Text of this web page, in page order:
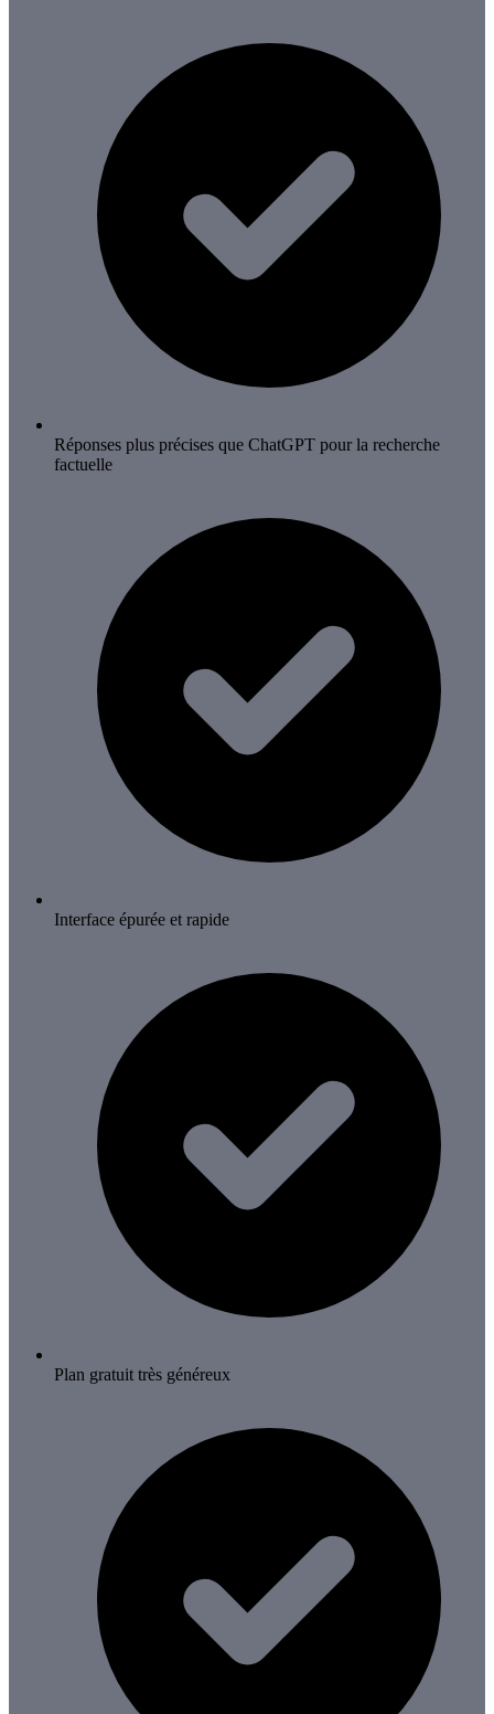
Réponses plus précises que ChatGPT pour la recherche
factuelle
Interface épurée et rapide
Plan gratuit très généreux